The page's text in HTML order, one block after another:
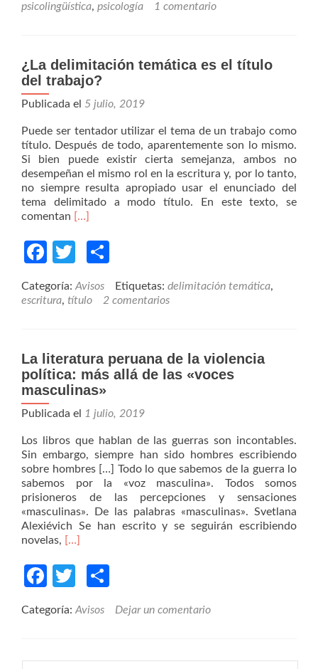
¿es
todo
lingüístico?
psicolingüística, psicología 1 comentario
¿La delimitación temática es el título
del trabajo?
Publicada el 5 julio, 2019
Puede ser tentador utilizar el tema de un trabajo como
título. Después de todo, aparentemente son lo mismo.
Si bien puede existir cierta semejanza, ambos no
desempeñan el mismo rol en la escritura y, por lo tanto,
no siempre resulta apropiado usar el enunciado del
tema delimitado a modo título. En este texto, se
comentan Read
about
temática
es
trabajo?
[…]
Facebook
Twitter
Categoría: Avisos Etiquetas: delimitación temática,
escritura, título 2 comentarios
La literatura peruana de la violencia
política: más allá de las «voces
masculinas»
Publicada el 1 julio, 2019
Los libros que hablan de las guerras son incontables.
Sin embargo, siempre han sido hombres escribiendo
sobre hombres […] Todo lo que sabemos de la guerra lo
sabemos por la «voz masculina». Todos somos
prisioneros de las percepciones y sensaciones
«masculinas». De las palabras «masculinas». Svetlana
Alexiévich Se han escrito y se seguirán escribiendo
novelas, Read
about
La
peruana
[…]
Facebook
Twitter
Categoría: Avisos Dejar un comentario